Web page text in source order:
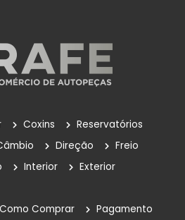
Coxins
Reservatórios
Direção
Freio
Interior Exterior
Como Comprar
Pagamento